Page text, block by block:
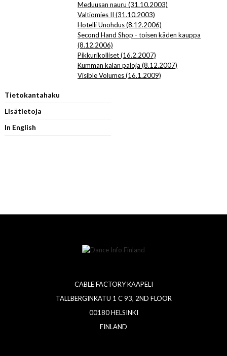
Meduusan nauru (31.10.2003)
Valtiomies II (31.10.2003)
Hotelli Unohdus (8.12.2006)
Second Hand Shop - toisen käden kauppa
(8.12.2006)
Pikkurikolliset (16.2.2007)
Kumman kalan paloja (8.12.2007)
Visible Volumes (16.1.2009)
Tietokantahaku
Lisätietoja
In English
CABLE FACTORY KAAPELI
TALLBERGINKATU 1 C 93, 2ND FLOOR
00180 HELSINKI
FINLAND